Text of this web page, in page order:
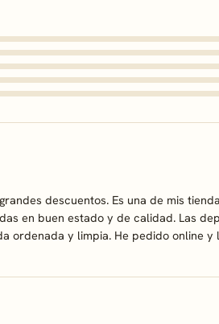
descuentos. Es una de mis
en buen estado y de calidad. Las
ordenada y limpia. He pedido online